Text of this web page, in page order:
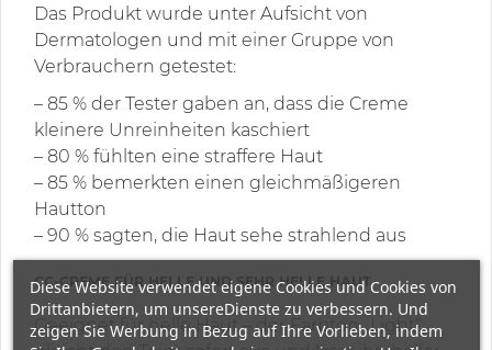
Das Produkt wurde unter Aufsicht von
Dermatologen und mit einer Gruppe von
Verbrauchern getestet:
– 85 % der Tester gaben an, dass die Creme
kleinere Unreinheiten kaschiert
– 80 % fühlten eine straffere Haut
– 85 % bemerkten einen gleichmäßigeren
Hautton
– 90 % sagten, die Haut sehe strahlend aus
CC-CREME FÜR HELLE UND SEHR HELLE HAUT
Geeignet für helle Haut – der Farbton „Light“
Diese Website verwendet eigene Cookies und Cookies von
Drittanbietern, um unsereDienste zu verbessern. Und
zeigen Sie Werbung in Bezug auf Ihre Vorlieben, indem